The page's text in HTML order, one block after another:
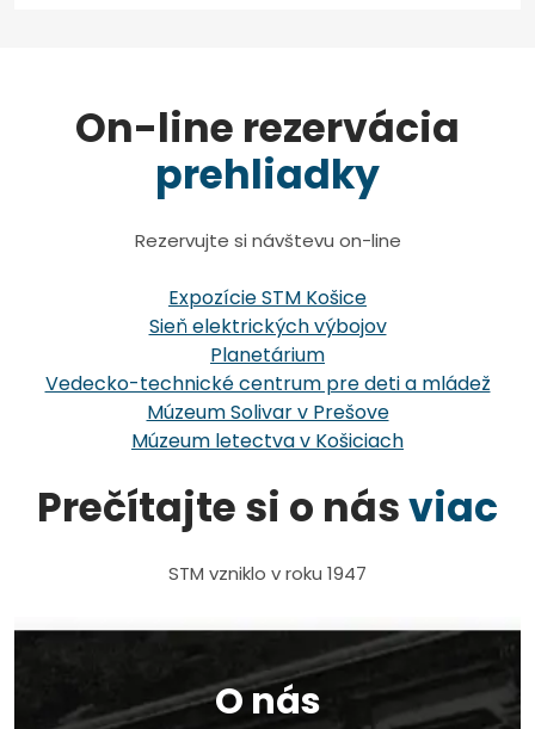
On-line rezervácia
prehliadky
Rezervujte si návštevu on-line
Expozície STM Košice
Sieň elektrických výbojov
Planetárium
Vedecko-technické centrum pre deti a mládež
Múzeum Solivar v Prešove
Múzeum letectva v Košiciach
Prečítajte si o násviac
STM vzniklo v roku 1947
O nás